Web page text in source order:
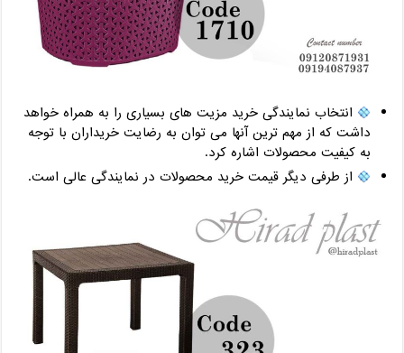
انتخاب نمایندگی خرید مزیت های بسیاری را به همراه خواهد
داشت که از مهم ترین آنها می توان به رضایت خریداران با توجه
به کیفیت محصولات اشاره کرد.
از طرفی دیگر قیمت خرید محصولات در نمایندگی عالی است.